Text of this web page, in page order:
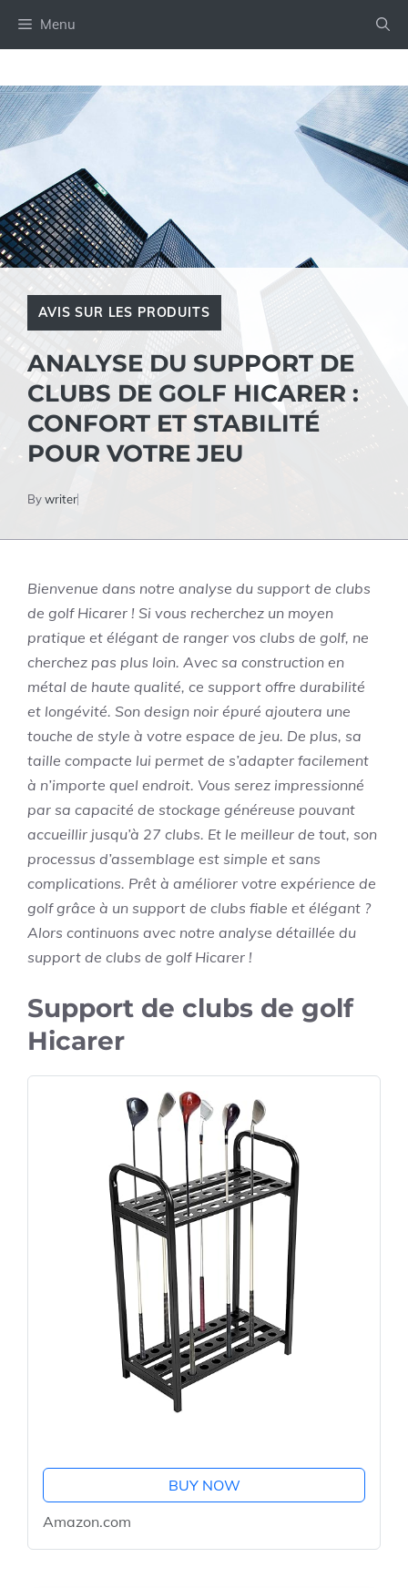
Menu
AVIS SUR LES PRODUITS
ANALYSE DU SUPPORT DE
CLUBS DE GOLF HICARER :
CONFORT ET STABILITÉ
POUR VOTRE JEU
Bywriter
Bienvenue dans notre analyse du support de clubs
de golf Hicarer ! Si vous recherchez un moyen
pratique et élégant de ranger vos clubs de golf, ne
cherchez pas plus loin. Avec sa construction en
métal de haute qualité, ce support offre durabilité
et longévité. Son design noir épuré ajoutera une
touche de style à votre espace de jeu. De plus, sa
taille compacte lui permet de s’adapter facilement
à n’importe quel endroit. Vous serez impressionné
par sa capacité de stockage généreuse pouvant
accueillir jusqu’à 27 clubs. Et le meilleur de tout, son
processus d’assemblage est simple et sans
complications. Prêt à améliorer votre expérience de
golf grâce à un support de clubs fiable et élégant ?
Alors continuons avec notre analyse détaillée du
support de clubs de golf Hicarer !
Support de clubs de golf
Hicarer
BUY NOW
Amazon.com